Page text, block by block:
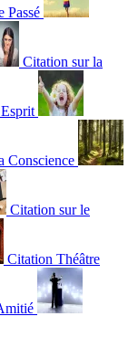
Passé
Citation sur la
Conscience
Citation sur le
Citation Théâtre